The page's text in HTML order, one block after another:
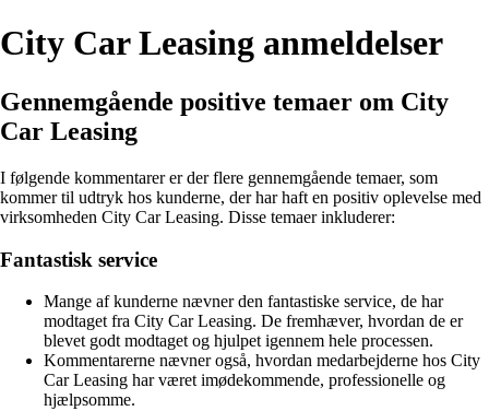
City Car Leasing anmeldelser
Gennemgående positive temaer om City
Car Leasing
I følgende kommentarer er der flere gennemgående temaer, som
kommer til udtryk hos kunderne, der har haft en positiv oplevelse med
virksomheden City Car Leasing. Disse temaer inkluderer:
Fantastisk service
Mange af kunderne nævner den fantastiske service, de har
modtaget fra City Car Leasing. De fremhæver, hvordan de er
blevet godt modtaget og hjulpet igennem hele processen.
Kommentarerne nævner også, hvordan medarbejderne hos City
Car Leasing har været imødekommende, professionelle og
hjælpsomme.